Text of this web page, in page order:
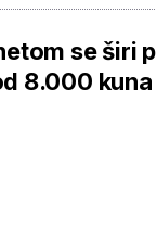
se širi
8.000